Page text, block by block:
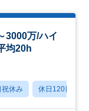
3000万/ハイ
均20h
祝休み 休日120日以上